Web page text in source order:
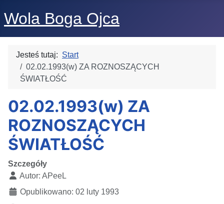
Wola Boga Ojca
Jesteś tutaj: Start
02.02.1993(w) ZA ROZNOSZĄCYCH
ŚWIATŁOŚĆ
02.02.1993(w) ZA
ROZNOSZĄCYCH
ŚWIATŁOŚĆ
Szczegóły
Autor: APeeL
Opublikowano: 02 luty 1993